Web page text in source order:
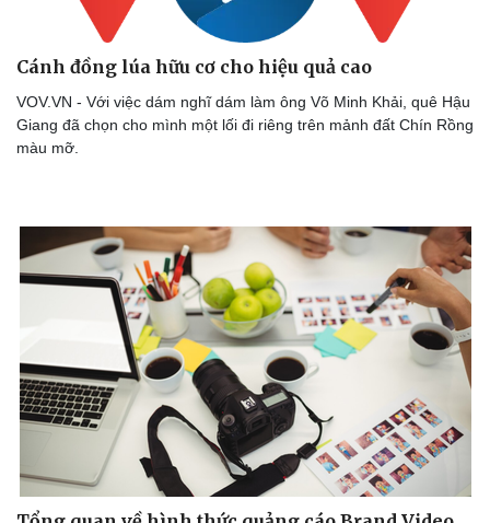
Thông tin doanh nghiệp
Doanh nghiệp 24h
Doanh nhân
Sành điệu
Tin Công nghệ
Trải nghiệm
Cánh đồng lúa hữu cơ cho hiệu quả cao
VOV.VN - Với việc dám nghĩ dám làm ông Võ Minh Khải, quê Hậu
Giang đã chọn cho mình một lối đi riêng trên mảnh đất Chín Rồng
màu mỡ.